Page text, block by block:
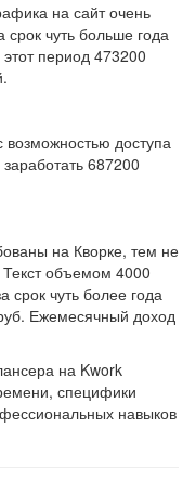
на сайт очень
чуть больше года
период 473200
возможностью доступа
687200
на Кворке, тем не
объемом 4000
срок чуть более года
Ежемесячный доход
на Kwork
специфики
навыков